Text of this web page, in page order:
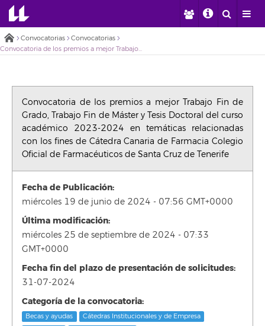
Convocatorias
Convocatorias
Convocatoria de los premios a mejor Trabajo Fin de Grado, Trabajo Fin de Máster y Tesis Doctoral del curso académico 2023-2024 en temáticas relacionadas con los fines de Cátedra Canaria de Farmacia Colegio Oficial de Farmacéuticos de Santa Cruz de Tenerife
Convocatoria de los premios a mejor Trabajo Fin de
Grado, Trabajo Fin de Máster y Tesis Doctoral del curso
académico 2023-2024 en temáticas relacionadas
con los fines de Cátedra Canaria de Farmacia Colegio
Oficial de Farmacéuticos de Santa Cruz de Tenerife
Fecha de Publicación:
miércoles 19 de junio de 2024 - 07:56 GMT+0000
Última modificación:
miércoles 25 de septiembre de 2024 - 07:33
GMT+0000
Fecha fin del plazo de presentación de solicitudes:
31-07-2024
Categoría de la convocatoria:
Becas y ayudas
Cátedras Institucionales y de Empresa